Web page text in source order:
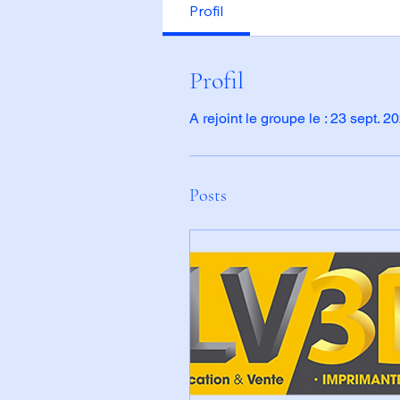
Profil
Profil
A rejoint le groupe le : 23 sept.
Posts